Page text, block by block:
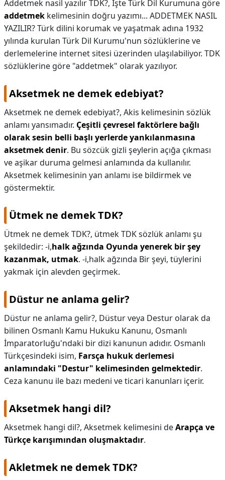
Addetmek nasil yazılır TDK?, İşte Türk Dil Kurumuna göre
addetmek kelimesinin doğru yazımı... ADDETMEK NASIL
YAZILIR? Türk dilini korumak ve yaşatmak adına 1932
yılında kurulan Türk Dil Kurumu'nun sözlüklerine ve
derlemelerine internet sitesi üzerinden ulaşılabiliyor. TDK
sözlüklerine göre "addetmek" olarak yazılıyor.
Aksetmek ne demek edebiyat?
Aksetmek ne demek edebiyat?, Akis kelimesinin sözlük
anlamı yansımadır. Çeşitli çevresel faktörlere bağlı
olarak sesin belli başlı yerlerde yankılanmasına
aksetmek denir. Bu sözcük gizli şeylerin açığa çıkması
ve aşikar duruma gelmesi anlamında da kullanılır.
Aksetmek kelimesinin yan anlamı ise bildirmek ve
göstermektir.
Ütmek ne demek TDK?
Ütmek ne demek TDK?, ütmek TDK sözlük anlamı şu
şekildedir: -i,halk ağzında Oyunda yenerek bir şey
kazanmak, utmak. -i,halk ağzında Bir şeyi, tüylerini
yakmak için alevden geçirmek.
Düstur ne anlama gelir?
Düstur ne anlama gelir?, Düstur veya Destur olarak da
bilinen Osmanlı Kamu Hukuku Kanunu, Osmanlı
İmparatorluğu'ndaki bir dizi kanunun adıdır. Osmanlı
Türkçesindeki isim, Farsça hukuk derlemesi
anlamındaki "Destur" kelimesinden gelmektedir.
Ceza kanunu ile bazı medeni ve ticari kanunları içerir.
Aksetmek hangi dil?
Aksetmek hangi dil?, Aksetmek kelimesini deArapça ve
Türkçe karışımından oluşmaktadır.
Akletmek ne demek TDK?